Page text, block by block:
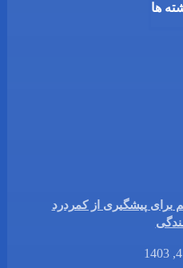
ها
+ 4 راه مهم برای پیشگیری از کمردرد